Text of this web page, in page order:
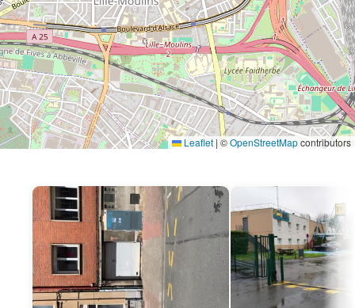
Leaflet | ©OpenStreetMapcontributors